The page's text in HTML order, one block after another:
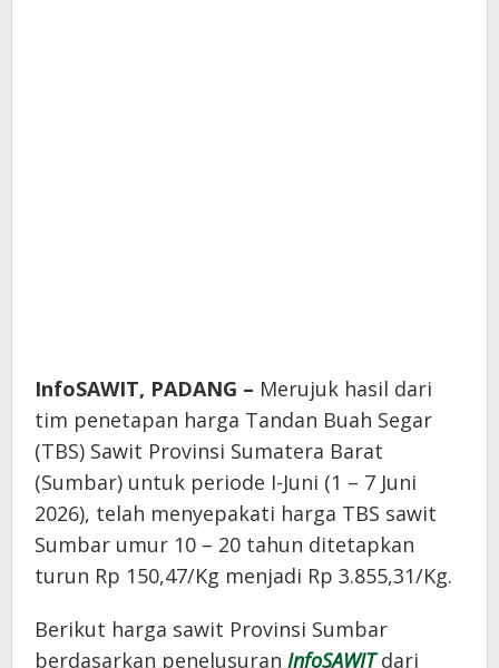
InfoSAWIT, PADANG – Merujuk hasil dari
tim penetapan harga Tandan Buah Segar
(TBS) Sawit Provinsi Sumatera Barat
(Sumbar) untuk periode I-Juni (1 – 7 Juni
2026), telah menyepakati harga TBS sawit
Sumbar umur 10 – 20 tahun ditetapkan
turun Rp 150,47/Kg menjadi Rp 3.855,31/Kg.
Berikut harga sawit Provinsi Sumbar
berdasarkan penelusuran InfoSAWIT dari